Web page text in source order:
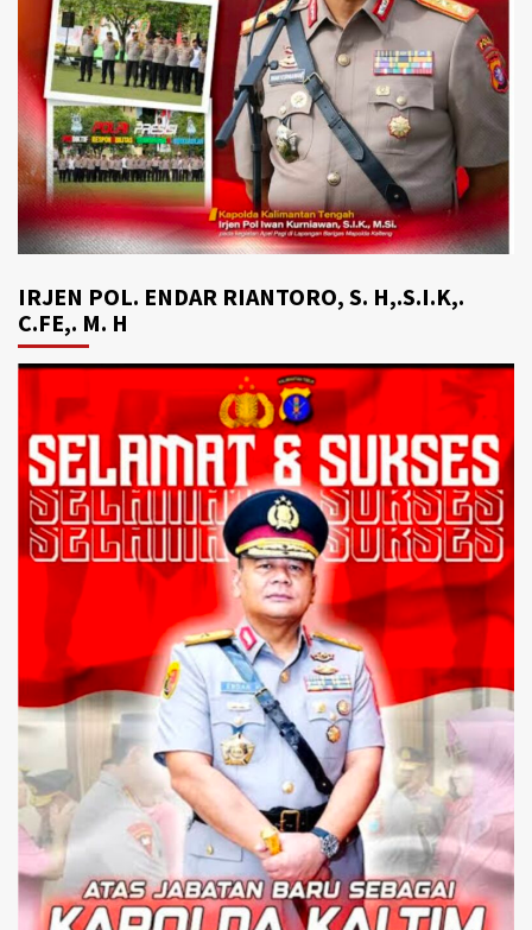
IRJEN POL. ENDAR RIANTORO, S. H,.S.I.K,.
C.FE,. M. H